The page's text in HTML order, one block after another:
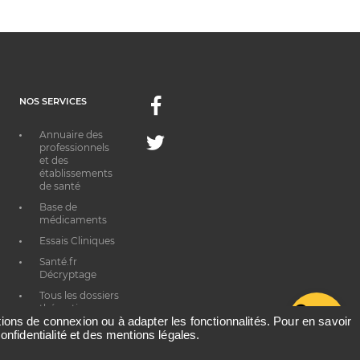
NOS SERVICES
Annuaire des
professionnels
et des
établissements
de santé
Base de
médicaments
Essais Cliniques
Santé.fr
Décryptage
Tous les dossiers
thématiques
Facebook
Twitter
de connexion ou à adapter les fonctionnalités. Pour en savoir
et des mentions légales.